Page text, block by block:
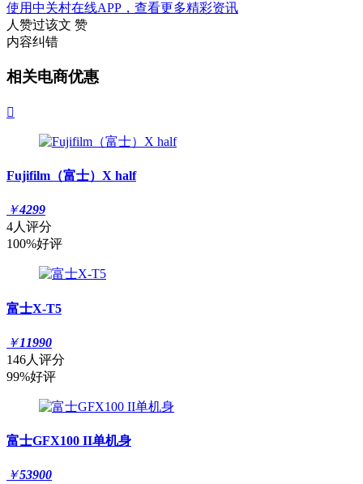
使用中关村在线APP，查看更多精彩资讯
人赞过该文 赞
内容纠错
相关电商优惠

Fujifilm（富士）X half
￥4299
4人评分
100%好评
富士X-T5
￥11990
146人评分
99%好评
富士GFX100 II单机身
￥53900